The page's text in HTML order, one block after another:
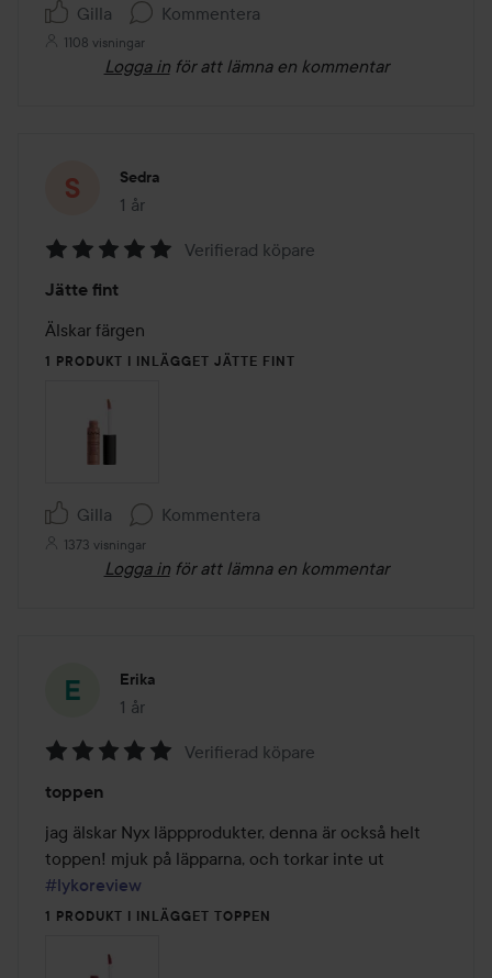
Gilla Kommentera
1108 visningar
Logga in för att lämna en kommentar
Sedra
1 år
Inlägget skapades 1 år
5
av
5
Verifierad köpare
Jätte fint
Älskar färgen
1 PRODUKT I INLÄGGET JÄTTE FINT
Gilla Kommentera
1373 visningar
Logga in för att lämna en kommentar
Erika
1 år
Inlägget skapades 1 år
5
av
5
Verifierad köpare
toppen
jag älskar Nyx läppprodukter, denna är också helt
#lykoreview
1 PRODUKT I INLÄGGET TOPPEN